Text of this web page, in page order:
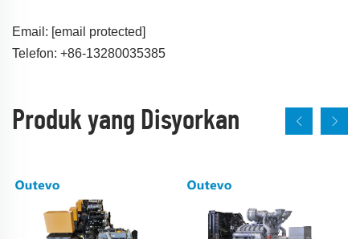
Email: [email protected]
Telefon: +86-13280035385
Produk yang Disyorkan